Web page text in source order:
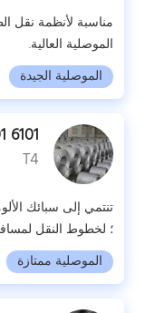
مناسبة لأنظمة نقل
الموصلية العالية.
الموصلية الجيدة
6101 6201 EC قضيب أسلاك الألومنيوم
T4
تنتمي إلى سبائك
؛ لخطوط النقل
الموصلية ممتازة